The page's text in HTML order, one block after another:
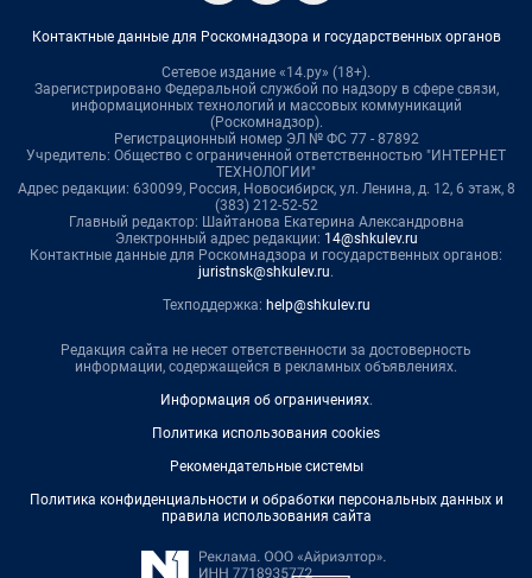
Контактные данные для Роскомнадзора и государственных органов
Сетевое издание «14.ру» (18+).
Зарегистрировано Федеральной службой по надзору в сфере связи,
информационных технологий и массовых коммуникаций
(Роскомнадзор).
Регистрационный номер ЭЛ № ФС 77 - 87892
Учредитель: Общество с ограниченной ответственностью "ИНТЕРНЕТ
ТЕХНОЛОГИИ"
Адрес редакции: 630099, Россия, Новосибирск, ул. Ленина, д. 12, 6 этаж, 8
(383) 212-52-52
Главный редактор: Шайтанова Екатерина Александровна
Электронный адрес редакции: 14@shkulev.ru
Контактные данные для Роскомнадзора и государственных органов:
juristnsk@shkulev.ru.
Техподдержка: help@shkulev.ru
Редакция сайта не несет ответственности за достоверность
информации, содержащейся в рекламных объявлениях.
Информация об ограничениях.
Политика использования cookies
Рекомендательные системы
Политика конфиденциальности и обработки персональных данных и
правила использования сайта